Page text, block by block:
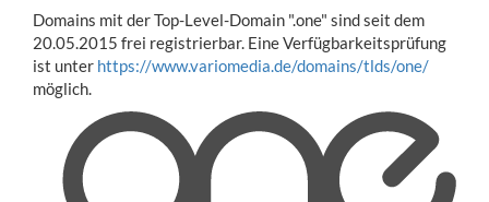
Domains mit der Top-Level-Domain ".one" sind seit dem
20.05.2015 frei registrierbar. Eine Verfügbarkeitsprüfung
ist unter https://www.variomedia.de/domains/tlds/one/
möglich.